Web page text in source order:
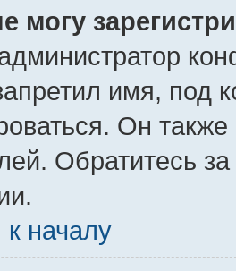
могу
имя, под
Он
Обратитесь
к началу